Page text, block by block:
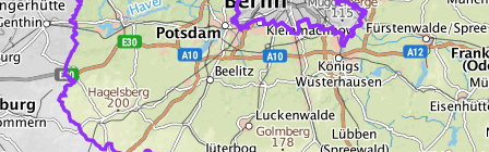
Impressum
Kontakt